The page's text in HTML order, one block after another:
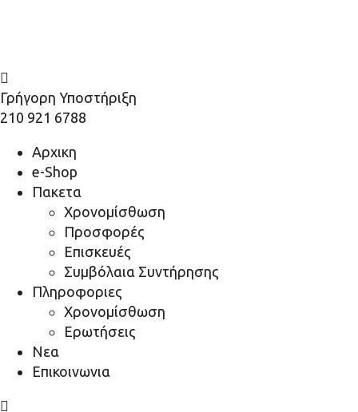
Γρήγορη Υποστήριξη
210 921 6788
Αρχικη
e-Shop
Πακετα
Χρονομίσθωση
Προσφορές
Επισκευές
Συμβόλαια Συντήρησης
Πληροφοριες
Χρονομίσθωση
Ερωτήσεις
Νεα
Επικοινωνια